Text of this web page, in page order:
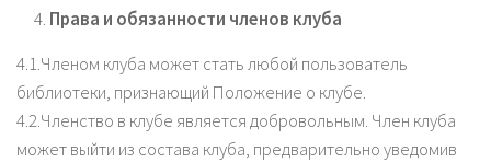
Права и обязанности членов клуба
4.1.Членом клуба может стать любой пользователь
библиотеки, признающий Положение о клубе.
4.2.Членство в клубе является добровольным. Член клуба
может выйти из состава клуба, предварительно уведомив